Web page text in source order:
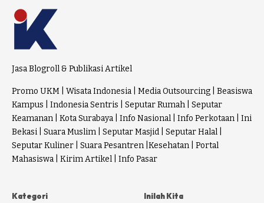
Jasa Blogroll & Publikasi Artikel
Promo UKM Wisata Indonesia Media Outsourcing
Beasiswa
Kampus
Indonesia Sentris Seputar Rumah
Seputar
Keamanan
Kota Surabaya Info Nasional Info Perkotaan
Ini
Bekasi
Suara Muslim Seputar Masjid Seputar Halal
Seputar Kuliner
Suara Pesantren Kesehatan
Portal
Mahasiswa
Kirim Artikel Info Pasar
Kategori Inilah Kita